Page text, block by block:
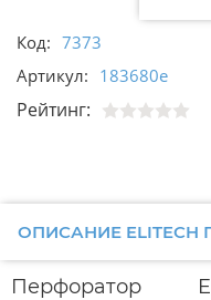
Код: 7373
Артикул: 183680e
Рейтинг:
ОПИСАНИЕ ELITECH
Перфоратор